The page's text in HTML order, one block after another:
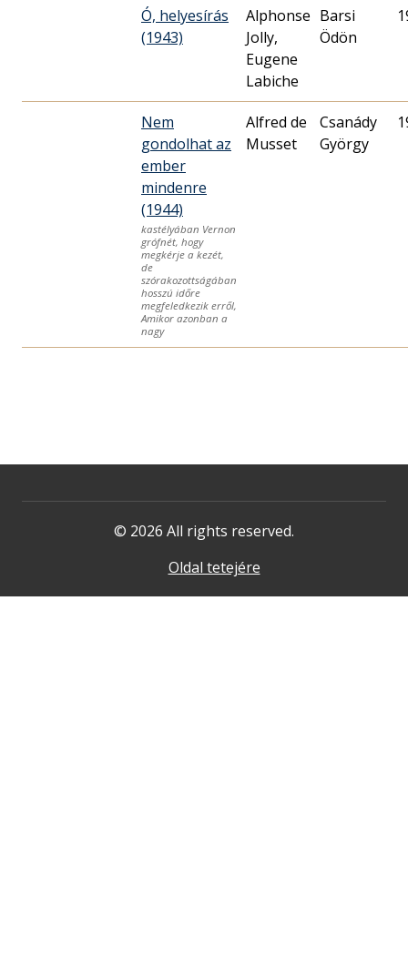
Ó, helyesírás
(1943)
Alphonse
Jolly,
Eugene
Labiche
Barsi
Ödön
Nem
gondolhat az
ember
mindenre
(1944)
kastélyában Vernon
grófnét, hogy
megkérje a kezét,
de
szórakozottságában
hosszú időre
megfeledkezik erről,
Amikor azonban a
nagy
Alfred de
Musset
Csanády
György
© 2026 All rights reserved.
Oldal tetejére